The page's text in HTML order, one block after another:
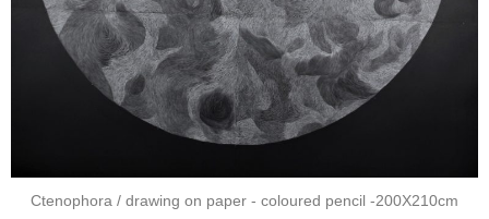
Ctenophora / drawing on paper - coloured pencil -200X210cm